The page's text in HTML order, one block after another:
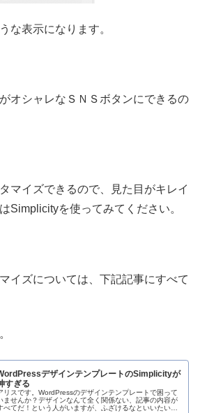
な表示になります。
オシャレなＳＮＳボタンにできるの
マイズできるので、見た目がキレイ
Simplicityを使ってみてください。
イズについては、下記記事にすべて
デザインテンプレートのSimplicityが
すぎる
リスです。WordPressのデザインテンプレートで困って
ませんか？デザインなんて全く関係ない、記事の内容が
べてだ！という人がいますが、ふざけるなといいたいで